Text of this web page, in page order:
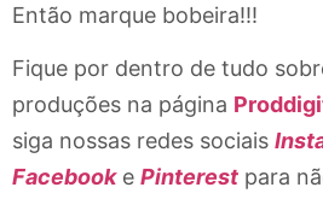
Então marque bobeira!!!
Fique por dentro de tudo
produções na página
siga nossas redes sociais
Facebooke Pinterest para